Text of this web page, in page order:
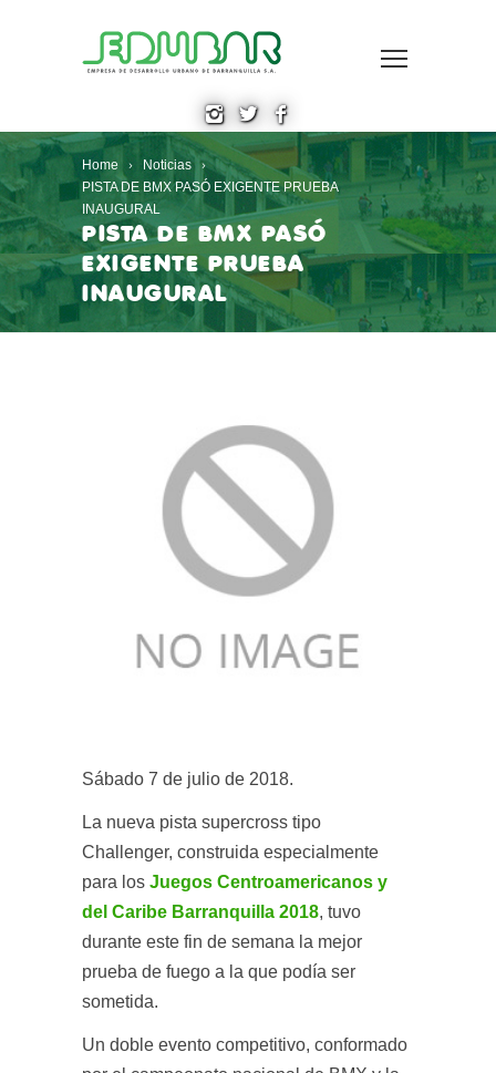
Home
Noticias
PISTA DE BMX PASÓ EXIGENTE PRUEBA
INAUGURAL
PISTA DE BMX PASÓ
EXIGENTE PRUEBA
INAUGURAL
Sábado 7 de julio de 2018.
La nueva pista supercross tipo
Challenger, construida especialmente
para los Juegos Centroamericanos y
del Caribe Barranquilla 2018, tuvo
durante este fin de semana la mejor
prueba de fuego a la que podía ser
sometida.
Un doble evento competitivo, conformado